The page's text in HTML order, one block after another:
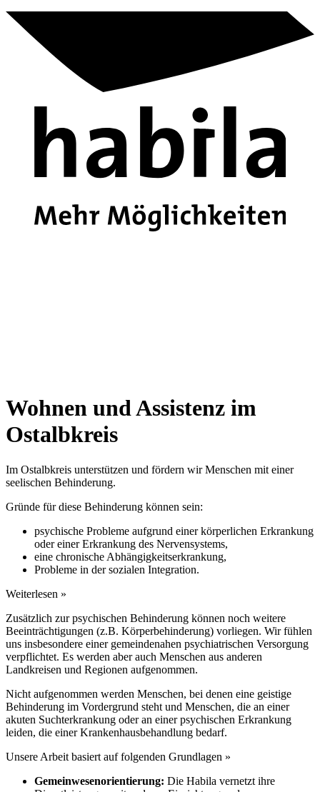
Wohnen und Assistenz im
Ostalbkreis
Im Ostalbkreis unterstützen und fördern wir Menschen mit einer
seelischen Behinderung.
Gründe für diese Behinderung können sein:
psychische Probleme aufgrund einer körperlichen Erkrankung
oder einer Erkrankung des Nervensystems,
eine chronische Abhängigkeitserkrankung,
Probleme in der sozialen Integration.
Weiterlesen »
Zusätzlich zur psychischen Behinderung können noch weitere
Beeinträchtigungen (z.B. Körperbehinderung) vorliegen. Wir fühlen
uns insbesondere einer gemeindenahen psychiatrischen Versorgung
verpflichtet. Es werden aber auch Menschen aus anderen
Landkreisen und Regionen aufgenommen.
Nicht aufgenommen werden Menschen, bei denen eine geistige
Behinderung im Vordergrund steht und Menschen, die an einer
akuten Suchterkrankung oder an einer psychischen Erkrankung
leiden, die einer Krankenhausbehandlung bedarf.
Unsere Arbeit basiert auf folgenden Grundlagen »
Gemeinwesenorientierung: Die Habila vernetzt ihre